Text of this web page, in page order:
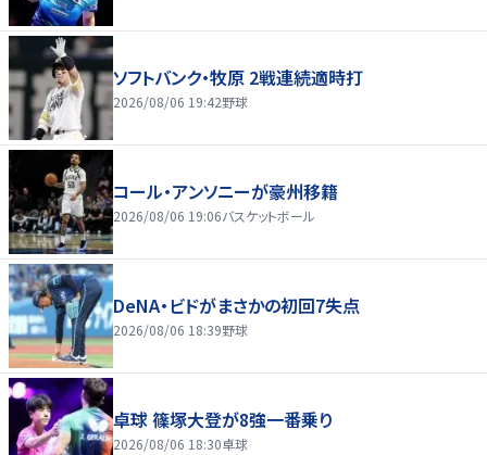
ソフトバンク・牧原 2戦連続適時打
2026/08/06 19:42野球
コール・アンソニーが豪州移籍
2026/08/06 19:06バスケットボール
DeNA・ビドがまさかの初回7失点
2026/08/06 18:39野球
卓球 篠塚大登が8強一番乗り
2026/08/06 18:30卓球